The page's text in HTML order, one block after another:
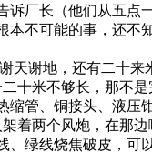
厂长（他们从五点
本不可能的事，还不
谢地，还有二十来
十米不够长，那不是
管、铜接头、液压
着两个风炮，在那
、绿线烧焦破皮，